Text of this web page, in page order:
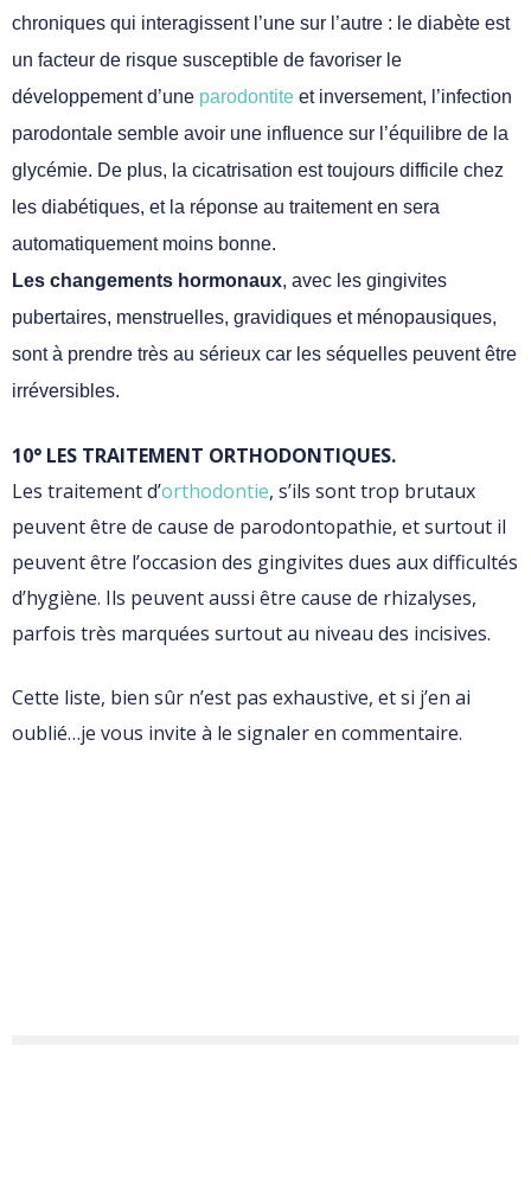
chroniques qui interagissent l’une sur l’autre : le diabète est
un facteur de risque susceptible de favoriser le
développement d’une parodontite et inversement, l’infection
parodontale semble avoir une influence sur l’équilibre de la
glycémie. De plus, la cicatrisation est toujours difficile chez
les diabétiques, et la réponse au traitement en sera
automatiquement moins bonne.
Les changements hormonaux, avec les gingivites
pubertaires, menstruelles, gravidiques et ménopausiques,
sont à prendre très au sérieux car les séquelles peuvent être
irréversibles.
10° LES TRAITEMENT ORTHODONTIQUES.
Les traitement d’orthodontie, s’ils sont trop brutaux
peuvent être de cause de parodontopathie, et surtout il
peuvent être l’occasion des gingivites dues aux difficultés
d’hygiène. Ils peuvent aussi être cause de rhizalyses,
parfois très marquées surtout au niveau des incisives.
Cette liste, bien sûr n’est pas exhaustive, et si j’en ai
oublié…je vous invite à le signaler en commentaire.